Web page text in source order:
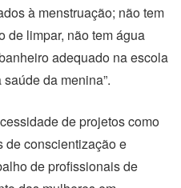
à menstruação; não tem
de limpar, não tem água
adequado na escola
da menina”.
de projetos como
de conscientização e
de profissionais de